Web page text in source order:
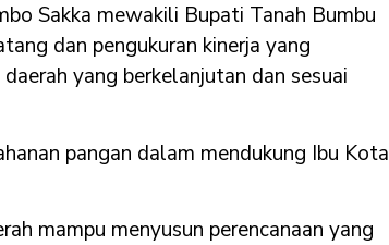
Sakka mewakili Bupati Tanah Bumbu
dan pengukuran kinerja yang
yang berkelanjutan dan sesuai
pangan dalam mendukung Ibu Kota
mampu menyusun perencanaan yang